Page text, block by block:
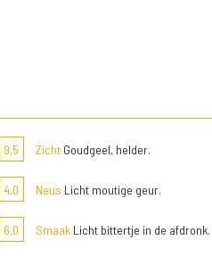
9,5 ZichtGoudgeel, helder.
4,0 Neus Licht moutige geur.
6,0 SmaakLicht bittertje in de afdronk.